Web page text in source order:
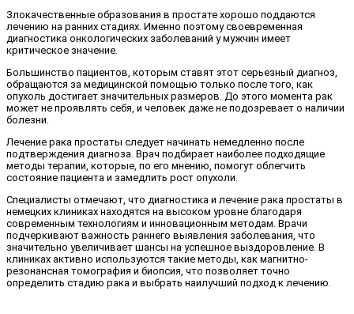
Злокачественные образования в простате хорошо поддаются
лечению на ранних стадиях. Именно поэтому своевременная
диагностика онкологических заболеваний у мужчин имеет
критическое значение.
Большинство пациентов, которым ставят этот серьезный диагноз,
обращаются за медицинской помощью только после того, как
опухоль достигает значительных размеров. До этого момента рак
может не проявлять себя, и человек даже не подозревает о наличии
болезни.
Лечение рака простаты следует начинать немедленно после
подтверждения диагноза. Врач подбирает наиболее подходящие
методы терапии, которые, по его мнению, помогут облегчить
состояние пациента и замедлить рост опухоли.
Специалисты отмечают, что диагностика и лечение рака простаты в
немецких клиниках находятся на высоком уровне благодаря
современным технологиям и инновационным методам. Врачи
подчеркивают важность раннего выявления заболевания, что
значительно увеличивает шансы на успешное выздоровление. В
клиниках активно используются такие методы, как магнитно-
резонансная томография и биопсия, что позволяет точно
определить стадию рака и выбрать наилучший подход к лечению.